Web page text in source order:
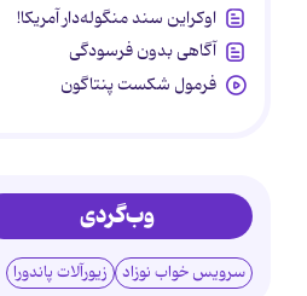
اوکراین سند منگوله‌دار آمریکا!
آگاهی بدون فرسودگی
فرمول شکست پنتاگون
وب‌گردی
سرویس خواب نوزاد زیورآلات پاندورا